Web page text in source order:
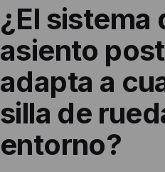
¿El sistema
asiento
adapta a
silla de
entorno?